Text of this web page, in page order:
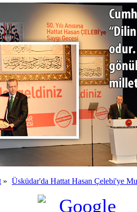
» Üsküdar'da Hattat Hasan Çelebi'ye